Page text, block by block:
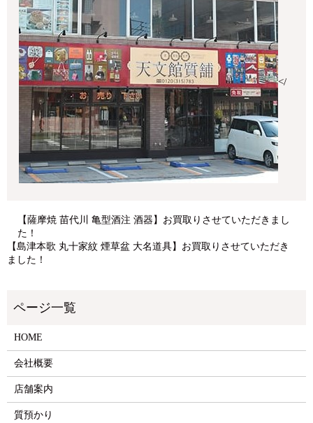
</
【薩摩焼 苗代川 亀型酒注 酒器】お買取りさせていただきまし
た！
【島津本歌 丸十家紋 煙草盆 大名道具】お買取りさせていただき
ました！
HOME
会社概要
店舗案内
質預かり